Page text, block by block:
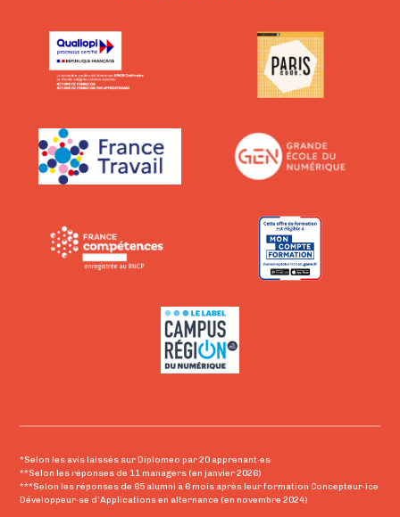
*Selon les avis laissés sur Diplomeo par 20 apprenant·es
**Selon les réponses de 11 managers (en janvier 2026)
***Selon les réponses de 65 alumni à 6 mois après leur formation Concepteur·ice
Développeur·se d’Applications en alternance (en novembre 2024)